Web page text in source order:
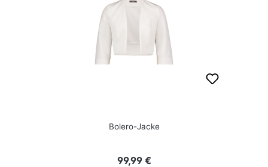
Bolero-Jacke
Regulärer Preis:
99,99 €